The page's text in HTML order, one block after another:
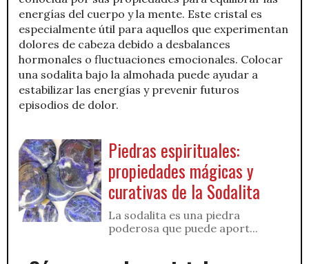
energías del cuerpo y la mente. Este cristal es
especialmente útil para aquellos que experimentan
dolores de cabeza debido a desbalances
hormonales o fluctuaciones emocionales. Colocar
una sodalita bajo la almohada puede ayudar a
estabilizar las energías y prevenir futuros
episodios de dolor.
Piedras espirituales:
propiedades mágicas y
curativas de la Sodalita
La sodalita es una piedra
poderosa que puede aport...